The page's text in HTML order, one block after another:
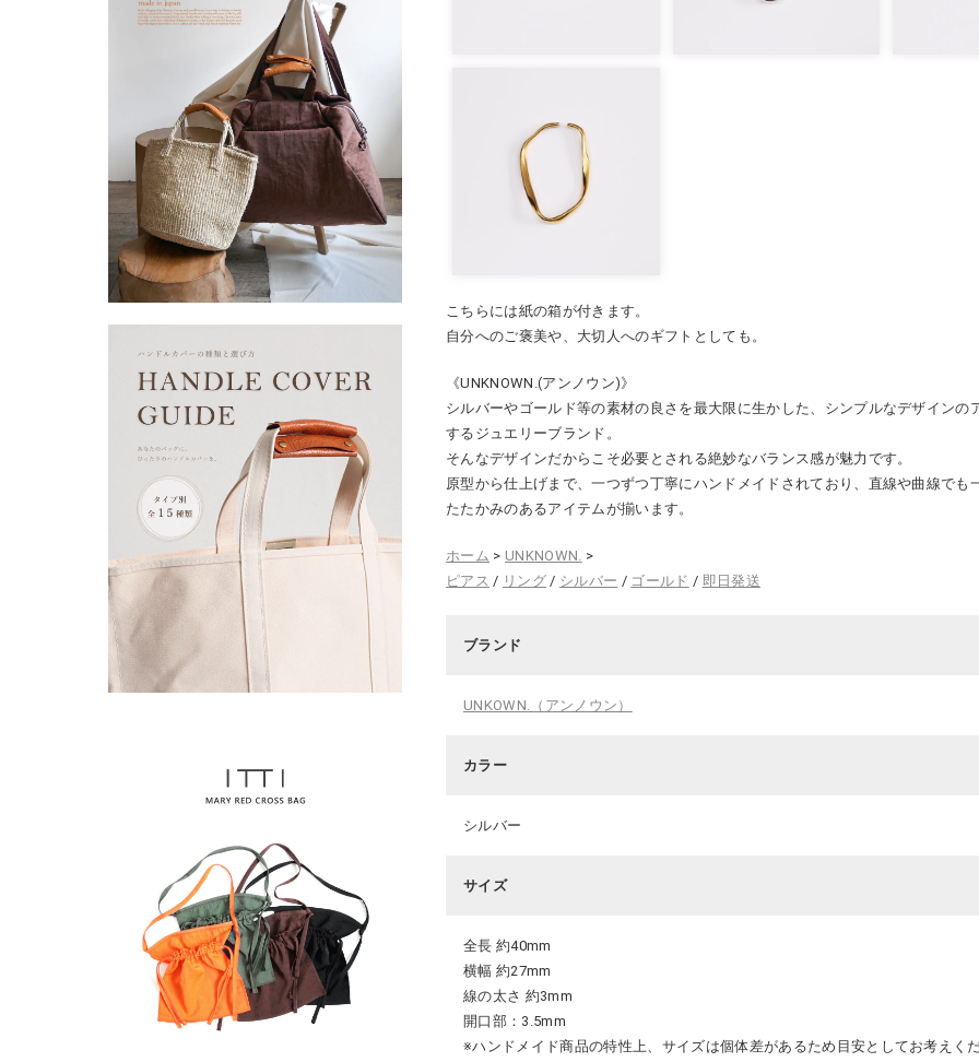
こちらには紙の箱が付きます。
自分へのご褒美や、大切人へのギフトとしても。
《UNKNOWN.(アンノウン)》
シルバーやゴールド等の素材の良さを最大限に生かした、シンプルなデザインの
するジュエリーブランド。
そんなデザインだからこそ必要とされる絶妙なバランス感が魅力です。
原型から仕上げまで、一つずつ丁寧にハンドメイドされており、直線や曲線でも
たたかみのあるアイテムが揃います。
ホーム > UNKNOWN. >
ピアス / リング / シルバー / ゴールド / 即日発送
ブランド
UNKOWN.（アンノウン）
カラー
シルバー
サイズ
全長 約40mm
横幅 約27mm
線の太さ 約3mm
開口部：3.5mm
※ハンドメイド商品の特性上、サイズは個体差があるため目安としてお考えく